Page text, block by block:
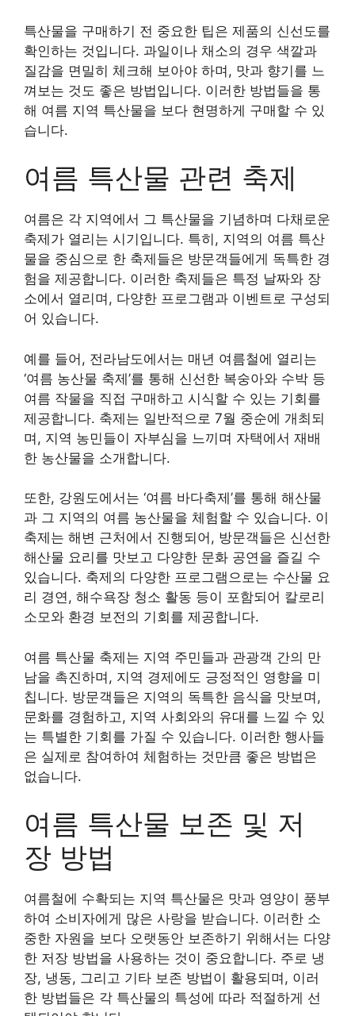
특산물을 구매하기 전 중요한 팁은 제품의 신선도를
확인하는 것입니다. 과일이나 채소의 경우 색깔과
질감을 면밀히 체크해 보아야 하며, 맛과 향기를 느
껴보는 것도 좋은 방법입니다. 이러한 방법들을 통
해 여름 지역 특산물을 보다 현명하게 구매할 수 있
습니다.
여름 특산물 관련 축제
여름은 각 지역에서 그 특산물을 기념하며 다채로운
축제가 열리는 시기입니다. 특히, 지역의 여름 특산
물을 중심으로 한 축제들은 방문객들에게 독특한 경
험을 제공합니다. 이러한 축제들은 특정 날짜와 장
소에서 열리며, 다양한 프로그램과 이벤트로 구성되
어 있습니다.
예를 들어, 전라남도에서는 매년 여름철에 열리는
‘여름 농산물 축제’를 통해 신선한 복숭아와 수박 등
여름 작물을 직접 구매하고 시식할 수 있는 기회를
제공합니다. 축제는 일반적으로 7월 중순에 개최되
며, 지역 농민들이 자부심을 느끼며 자택에서 재배
한 농산물을 소개합니다.
또한, 강원도에서는 ‘여름 바다축제’를 통해 해산물
과 그 지역의 여름 농산물을 체험할 수 있습니다. 이
축제는 해변 근처에서 진행되어, 방문객들은 신선한
해산물 요리를 맛보고 다양한 문화 공연을 즐길 수
있습니다. 축제의 다양한 프로그램으로는 수산물 요
리 경연, 해수욕장 청소 활동 등이 포함되어 칼로리
소모와 환경 보전의 기회를 제공합니다.
여름 특산물 축제는 지역 주민들과 관광객 간의 만
남을 촉진하며, 지역 경제에도 긍정적인 영향을 미
칩니다. 방문객들은 지역의 독특한 음식을 맛보며,
문화를 경험하고, 지역 사회와의 유대를 느낄 수 있
는 특별한 기회를 가질 수 있습니다. 이러한 행사들
은 실제로 참여하여 체험하는 것만큼 좋은 방법은
없습니다.
여름 특산물 보존 및 저
장 방법
여름철에 수확되는 지역 특산물은 맛과 영양이 풍부
하여 소비자에게 많은 사랑을 받습니다. 이러한 소
중한 자원을 보다 오랫동안 보존하기 위해서는 다양
한 저장 방법을 사용하는 것이 중요합니다. 주로 냉
장, 냉동, 그리고 기타 보존 방법이 활용되며, 이러
한 방법들은 각 특산물의 특성에 따라 적절하게 선